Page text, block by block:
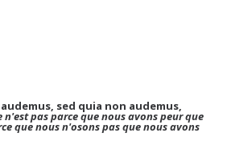
sed quia non audemus,
n'est pas parce que nous avons peur que
que nous n'osons pas que nous avons